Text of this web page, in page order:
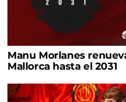
Manu Morlanes
Mallorca hasta el 2031